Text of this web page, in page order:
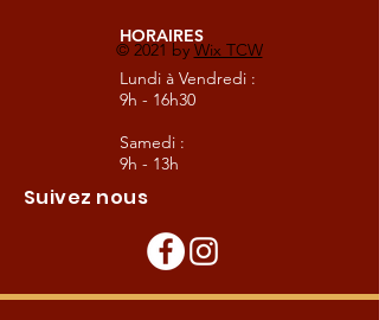
HORAIRES
Lundi à Vendredi :
9h - 16h30
Samedi :
9h - 13h
Suivez nous
© 2021 by Wix TCW